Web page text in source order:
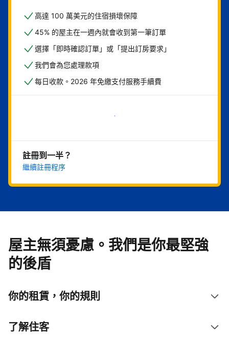
高達 100 萬美元的住宿損壞保障
45% 的屋主在一週內就會收到第一筆訂單
選擇「即時確認訂單」或「提出訂房要求」
我們會為您處理款項
每日收款。2026 年免繳支付服務手續費
現在就開始
註冊到一半？
繼續註冊程序
屋主無須憂慮。我們是你最堅強
的後盾
你的租賃，你的規則
了解住客